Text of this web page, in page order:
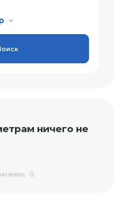
ничего не
всего: 0